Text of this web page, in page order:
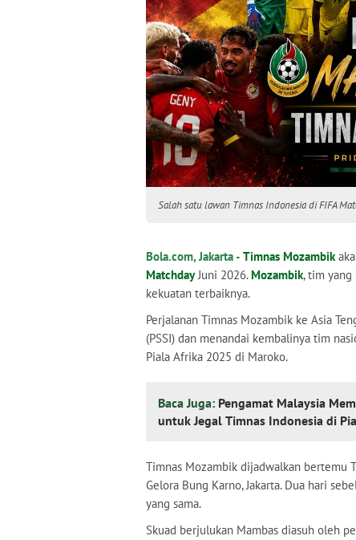
Salah satu lawan Timnas Indonesia di FIFA
Bola.com, Jakarta - Timnas Mozambik
MatchdayJuni 2026.Mozambik, tim yang
kekuatan terbaiknya.
Perjalanan Timnas Mozambik ke Asia
(PSSI) dan menandai kembalinya tim
Piala Afrika 2025 di Maroko.
Baca Juga: Pengamat Malaysia
untuk Jegal Timnas Indonesia di
Timnas Mozambik dijadwalkan bertemu
Gelora Bung Karno, Jakarta. Dua hari
yang sama.
Skuad berjulukan Mambas diasuh oleh